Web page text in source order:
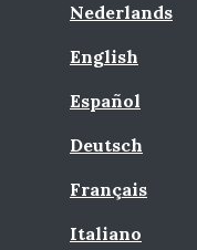
Nederlands
English
Español
Deutsch
Français
Italiano